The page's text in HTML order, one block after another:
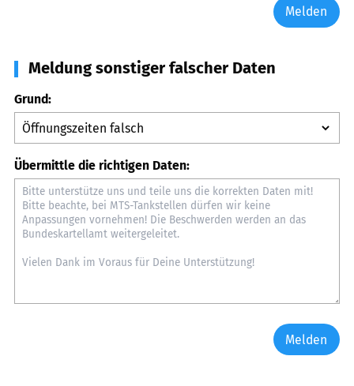
Melden
Meldung sonstiger falscher Daten
Grund:
Übermittle die richtigen Daten:
Melden